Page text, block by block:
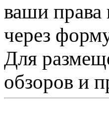
ваши права
через
Для
обзоров и